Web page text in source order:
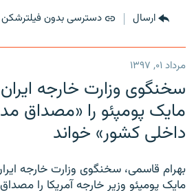
ارسال دسترسی بدون فیلترشکن
مرداد ۰۱, ۱۳۹۷
سخنگوی وزارت خارجه
مایک پومپئو را «مصداق
داخلی کشور» خواند
بهرام قاسمی، سخنگوی وزارت خارجه
مایک پومپئو وزیر خارجه آمریکا را